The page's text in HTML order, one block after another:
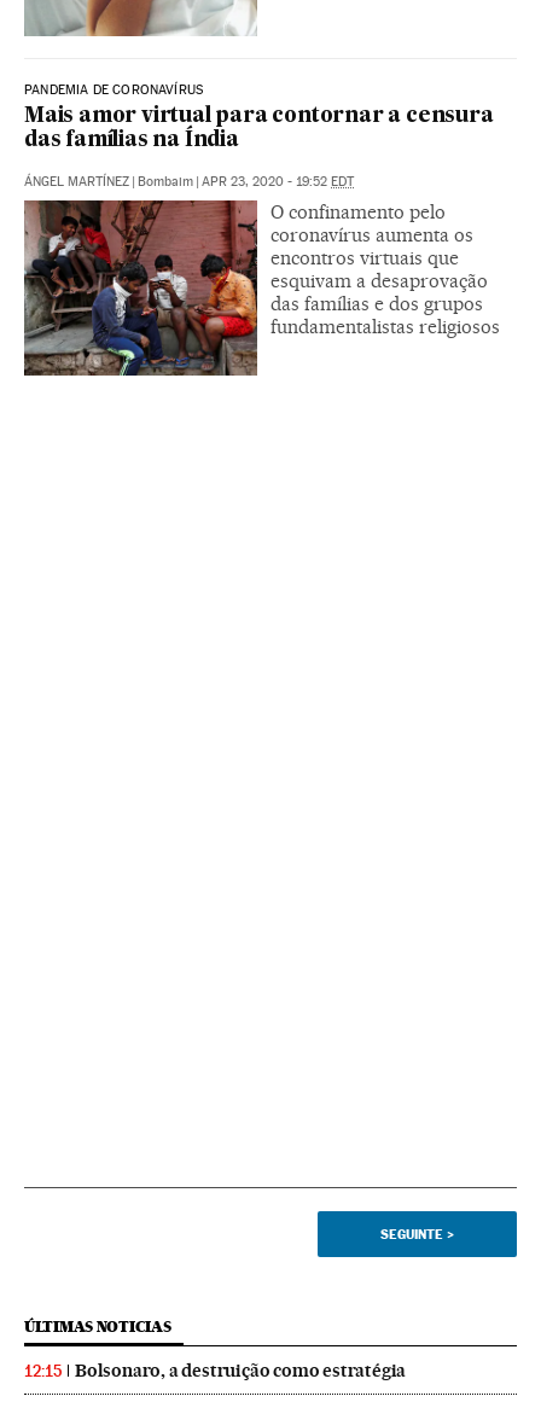
PANDEMIA DE CORONAVÍRUS
Mais amor virtual para contornar a censura
das famílias na Índia
ÁNGEL MARTÍNEZ | Bombaim | APR 23, 2020 - 19:52 EDT
O confinamento pelo
coronavírus aumenta os
encontros virtuais que
esquivam a desaprovação
das famílias e dos grupos
fundamentalistas religiosos
SEGUINTE >
ÚLTIMAS NOTICIAS
12:15 Bolsonaro, a destruição como estratégia